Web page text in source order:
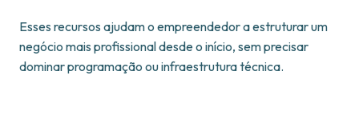
Esses recursos ajudam o empreendedor a estruturar um
negócio mais profissional desde o início, sem precisar
dominar programação ou infraestrutura técnica.